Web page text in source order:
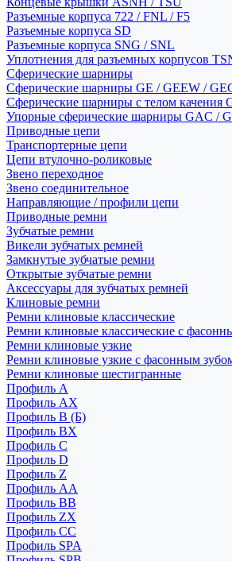
Разъемные корпуса 722 / FNL / F5
Разъемные корпуса SD
Разъемные корпуса SNG / SNL
Уплотнения для разъемных корпусов
Сферические шарниры
Сферические шарниры GE / GEEW /
Сферические шарниры с телом качения
Упорные сферические шарниры GAC /
Приводные цепи
Транспортерные цепи
Цепи втулочно-роликовые
Звено переходное
Звено соединительное
Направляющие / профили цепи
Приводные ремни
Зубчатые ремни
Викели зубчатых ремней
Замкнутые зубчатые ремни
Открытые зубчатые ремни
Аксессуары для зубчатых ремней
Клиновые ремни
Ремни клиновые классические
Ремни клиновые классические с
Ремни клиновые узкие
Ремни клиновые узкие с фасонным
Ремни клиновые шестигранные
Профиль A
Профиль AX
Профиль B (Б)
Профиль BX
Профиль C
Профиль D
Профиль Z
Профиль АА
Профиль BB
Профиль ZX
Профиль CC
Профиль SPA